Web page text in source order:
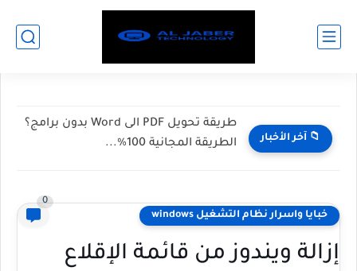
📁 آخر الأخبار
طريقة تحويل PDF الى Word بدون برامج؟
الطريقة المجانية 100%...
خبايا واسرار نظام التشغيل windows
0
إزالة ويندوز من قائمة الإقلاع